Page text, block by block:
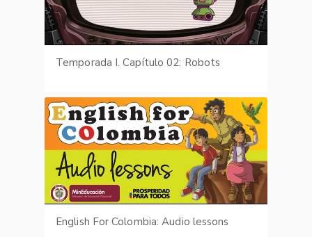
Temporada I. Capítulo 02: Robots
English For Colombia: Audio lessons